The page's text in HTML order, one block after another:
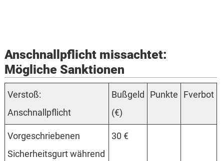
Anschnallpflicht missachtet:
Mögliche Sanktionen
Verstoß:
Anschnallpflicht
Bußgeld
(€)
Punkte Fverbot
Vorgeschriebenen
Sicherheitsgurt während
30 €